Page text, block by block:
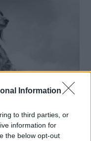
Information
to third parties, or
information for
the below opt-out